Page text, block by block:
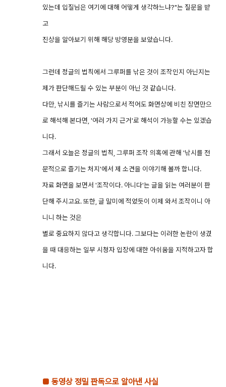
있는데 입질님은 여기에 대해 어떻게 생각하느냐?"는 질문을 받
고
진상을 알아보기 위해 해당 방영분을 보았습니다.
그런데 정글의 법칙에서 그루퍼를 낚은 것이 조작인지 아닌지는
제가 판단해드릴 수 있는 부분이 아닌 것 같습니다.
다만, 낚시를 즐기는 사람으로서 적어도 화면상에 비친 장면만으
로 해석해 본다면, '여러 가지 근거'로 해석이 가능할 수는 있겠습
니다.
그래서 오늘은 정글의 법칙, 그루퍼 조작 의혹에 관해 '낚시를 전
문적으로 즐기는 처지'에서 제 소견을 이야기해 볼까 합니다.
자료 화면을 보면서 '조작이다. 아니다'는 글을 읽는 여러분이 판
단해 주시고요. 또한, 글 말미에 적었듯이 이제 와서 조작이니 아
니니 하는 것은
별로 중요하지 않다고 생각합니다. 그보다는 이러한 논란이 생겼
을 때 대응하는 일부 시청자 입장에 대한 아쉬움을 지적하고자 합
니다.
■ 동영상 정밀 판독으로 알아낸 사실